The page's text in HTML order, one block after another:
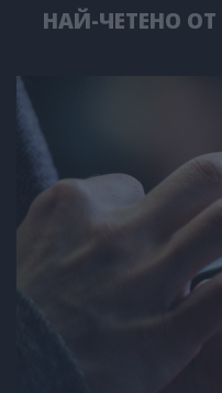
НАЙ-ЧЕТЕНО